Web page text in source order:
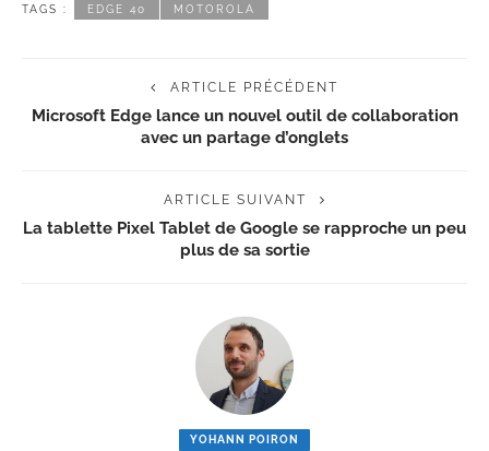
TAGS : EDGE 40 MOTOROLA
ARTICLE PRÉCÉDENT
Microsoft Edge lance un nouvel outil de collaboration
avec un partage d’onglets
ARTICLE SUIVANT
La tablette Pixel Tablet de Google se rapproche un peu
plus de sa sortie
YOHANN POIRON